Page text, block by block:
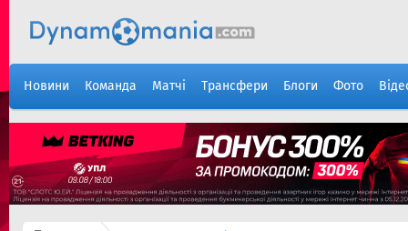
Новини Команда Матчі Трансфери Блоги Фото